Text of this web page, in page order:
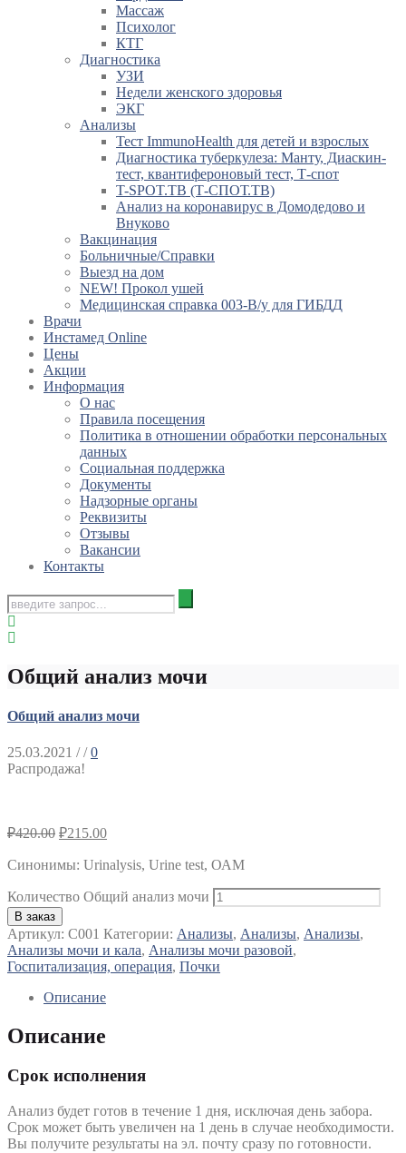
Массаж
Психолог
КТГ
Диагностика
УЗИ
Недели женского здоровья
ЭКГ
Анализы
Тест ImmunoHealth для детей и взрослых
Диагностика туберкулеза: Манту, Диаскин-
тест, квантифероновый тест, Т-спот
T-SPOT.TB (Т-СПОТ.ТВ)
Анализ на коронавирус в Домодедово и
Внуково
Вакцинация
Больничные/Справки
Выезд на дом
NEW! Прокол ушей
Медицинская справка 003-В/у для ГИБДД
Врачи
Инстамед Online
Цены
Акции
Информация
О нас
Правила посещения
Политика в отношении обработки персональных
данных
Социальная поддержка
Документы
Надзорные органы
Реквизиты
Отзывы
Вакансии
Контакты
Общий анализ мочи
Общий анализ мочи
25.03.2021 / /0
Распродажа!
₽420.00 ₽215.00
Синонимы: Urinalysis, Urine test, ОАМ
Количество Общий анализ мочи
В заказ
Артикул: C001 Категории: Анализы, Анализы, Анализы,
Анализы мочи и кала, Анализы мочи разовой,
Госпитализация, операция, Почки
Описание
Описание
Срок исполнения
Анализ будет готов в течение 1 дня, исключая день забора.
Срок может быть увеличен на 1 день в случае необходимости.
Вы получите результаты на эл. почту сразу по готовности.